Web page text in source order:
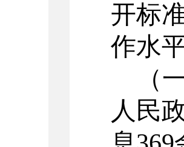
开标
作水
（
人民